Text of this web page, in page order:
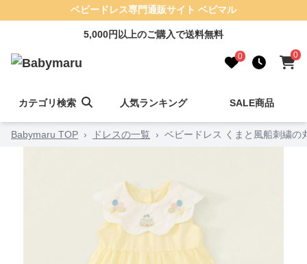
ベビードレス専門通販サイト ベビマル
5,000円以上のご購入で送料無料
0 0
カテゴリ検索 人気ランキング SALE商品
Babymaru TOP › ドレスの一覧 › ベビードレス くまと風船刺繍の